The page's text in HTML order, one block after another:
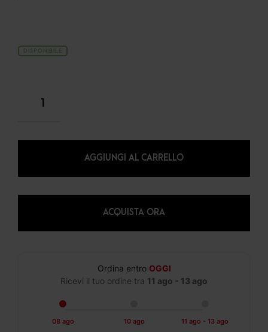
DISPONIBILE
AGGIUNGI AL CARRELLO
ACQUISTA ORA
Ordina entro OGGI
Ricevi il tuo ordine tra 11 ago - 13 ago
08 ago 10 ago 11 ago - 13 ago